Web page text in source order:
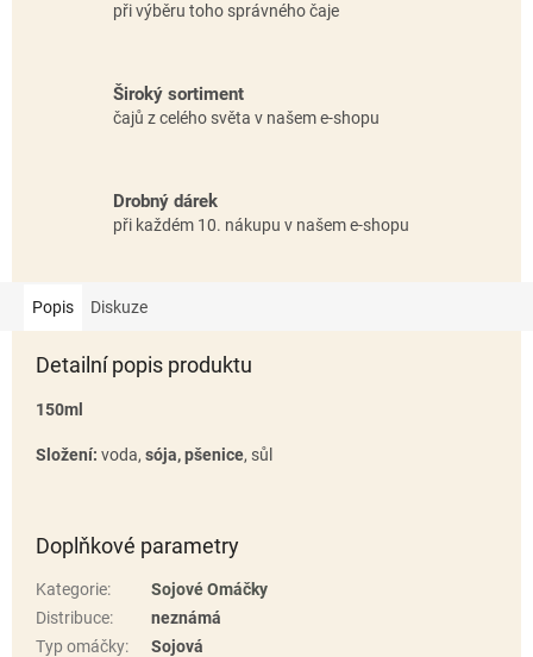
při výběru toho správného čaje
Široký sortiment
čajů z celého světa v našem e-shopu
Drobný dárek
při každém 10. nákupu v našem e-shopu
Popis Diskuze
Detailní popis produktu
150ml
Složení: voda, sója, pšenice, sůl
Doplňkové parametry
Kategorie:
Sojové Omáčky
Distribuce:
neznámá
Typ omáčky:
Sojová